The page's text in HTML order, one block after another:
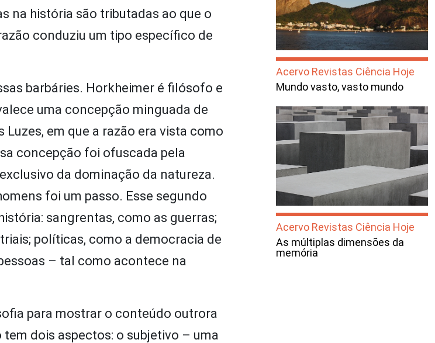
na história são tributadas ao que o
conduziu um tipo específico de
barbáries. Horkheimer é filósofo e
uma concepção minguada de
em que a razão era vista como
concepção foi ofuscada pela
da dominação da natureza.
foi um passo. Esse segundo
sangrentas, como as guerras;
políticas, como a democracia de
– tal como acontece na
para mostrar o conteúdo outrora
dois aspectos: o subjetivo – uma
Acervo Revistas Ciência Hoje
Mundo vasto, vasto mundo
Acervo Revistas Ciência Hoje
As múltiplas dimensões da
memória